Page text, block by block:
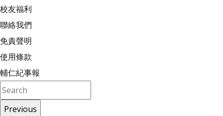
校友福利
聯絡我們
免責聲明
使用條款
輔仁紀事報
Previous